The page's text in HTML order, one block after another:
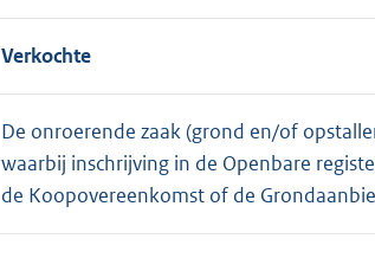
Verkochte
De onroerende zaak (grond en/of
waarbij inschrijving in de Openbare
de Koopovereenkomst of de